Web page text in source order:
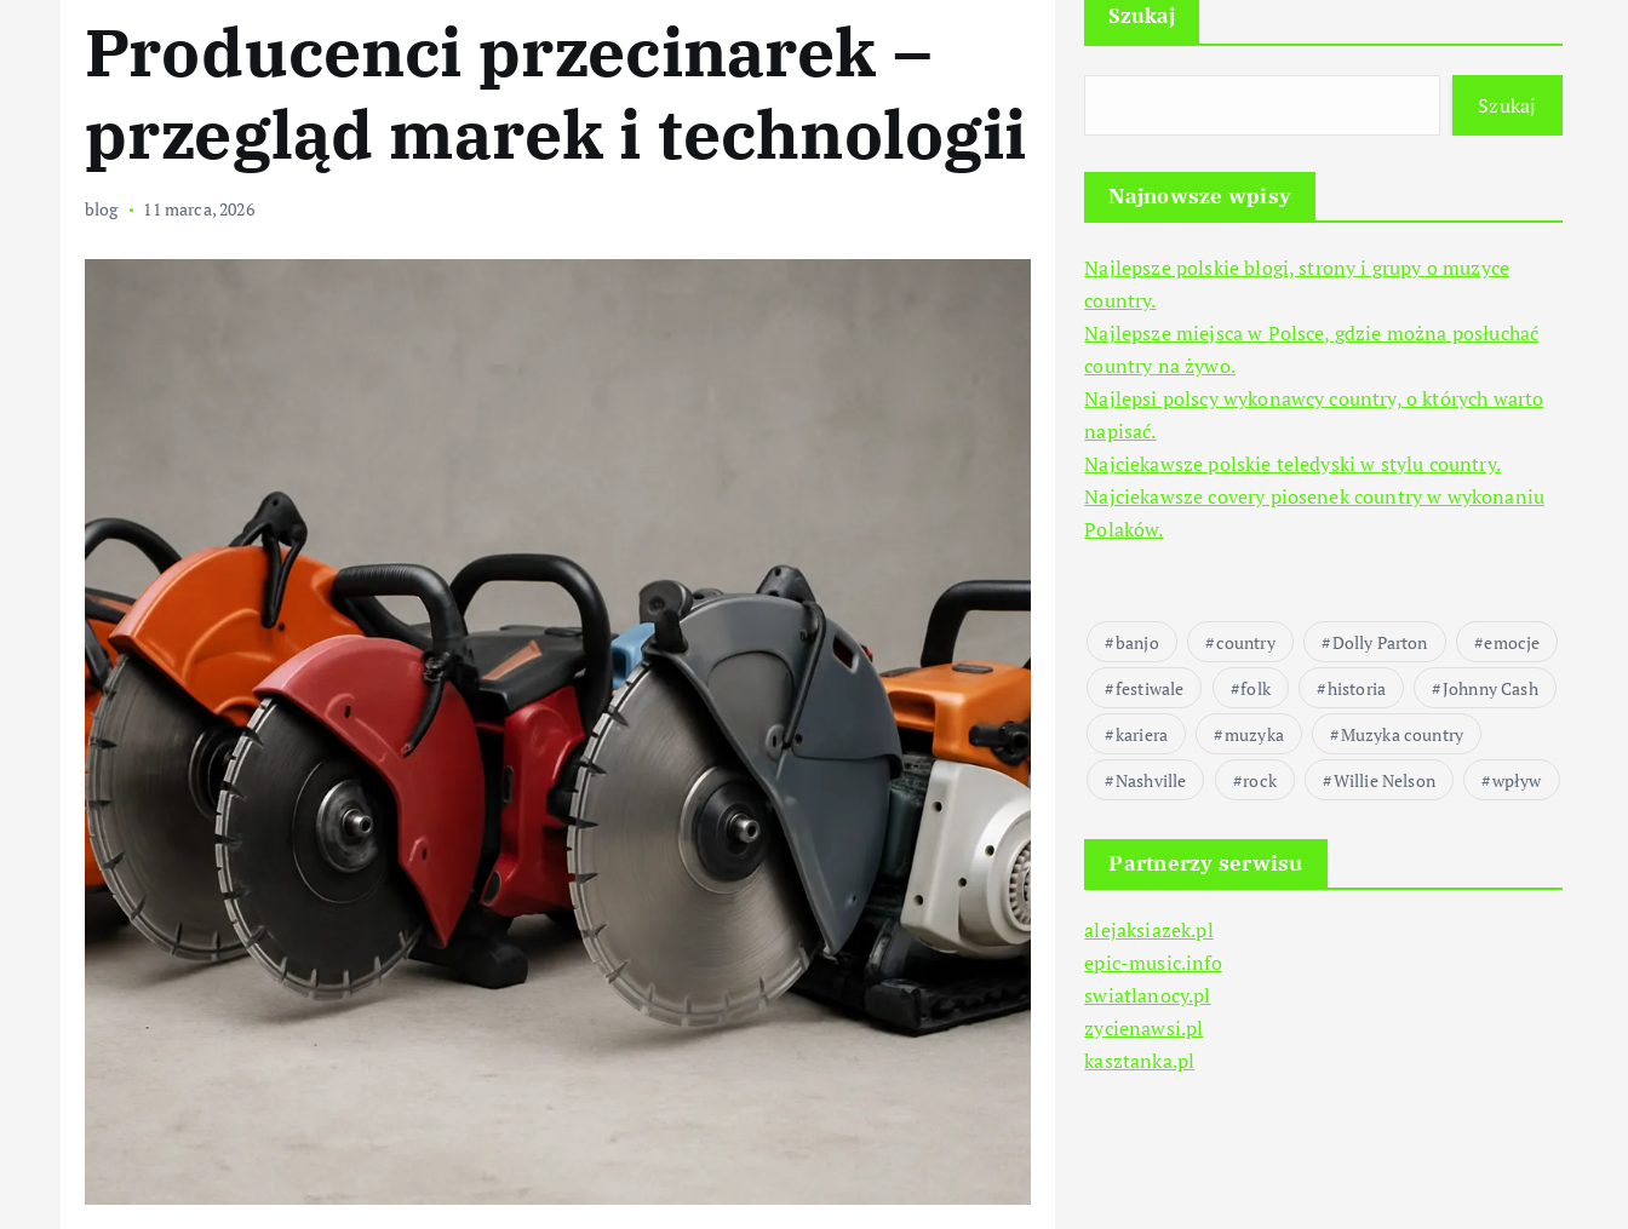
Producenci przecinarek –
przegląd marek i technologii
blog 11 marca, 2026
Szukaj
Szukaj
Najnowsze wpisy
Najlepsze polskie blogi, strony i grupy o muzyce
country.
Najlepsze miejsca w Polsce, gdzie można posłuchać
country na żywo.
Najlepsi polscy wykonawcy country, o których warto
napisać.
Najciekawsze polskie teledyski w stylu country.
Najciekawsze covery piosenek country w wykonaniu
Polaków.
banjo country Dolly Parton
emocje
festiwale
folk historia
Johnny Cash
kariera
muzyka
Muzyka country
Nashville
rock Willie Nelson wpływ
Partnerzy serwisu
alejaksiazek.pl
epic-music.info
swiatlanocy.pl
zycienawsi.pl
kasztanka.pl